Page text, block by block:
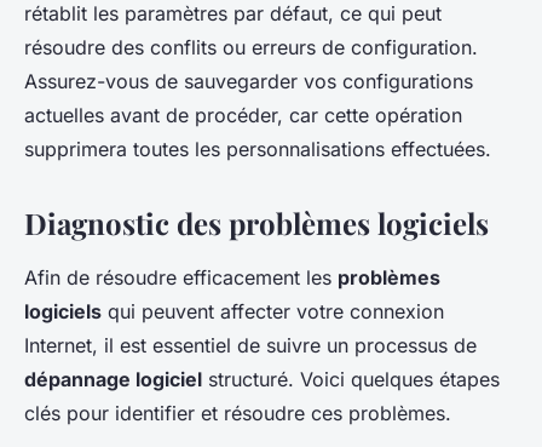
rétablit les paramètres par défaut, ce qui peut
résoudre des conflits ou erreurs de configuration.
Assurez-vous de sauvegarder vos configurations
actuelles avant de procéder, car cette opération
supprimera toutes les personnalisations effectuées.
Diagnostic des problèmes logiciels
Afin de résoudre efficacement les problèmes
logiciels qui peuvent affecter votre connexion
Internet, il est essentiel de suivre un processus de
dépannage logiciel structuré. Voici quelques étapes
clés pour identifier et résoudre ces problèmes.